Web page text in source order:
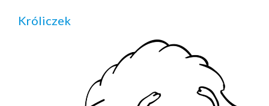
Króliczek